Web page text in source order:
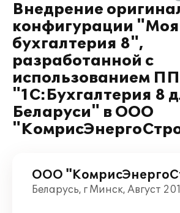
Внедрение
конфигурации "Моя
бухгалтерия 8",
разработанной с
использованием ПП
"1С:Бухгалтерия 8
Беларуси" в ООО
ООО
Беларусь, г Минск, Август